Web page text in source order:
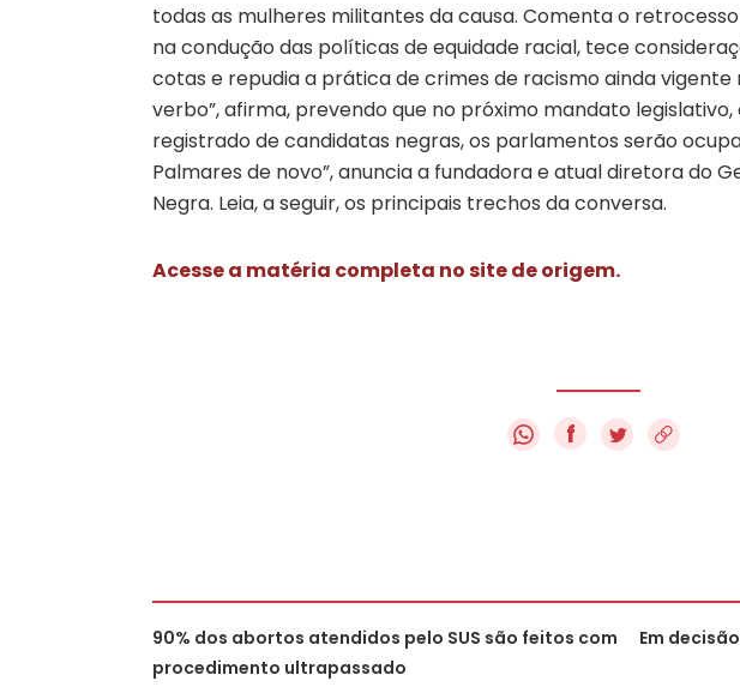
todas as mulheres militantes da causa. Comenta o
na condução das políticas de equidade racial, tece
cotas e repudia a prática de crimes de racismo ainda vigente
verbo”, afirma, prevendo que no próximo mandato
registrado de candidatas negras, os parlamentos serão
Palmares de novo”, anuncia a fundadora e atual diretora do
Negra. Leia, a seguir, os principais trechos da conversa.
Acesse a matéria completa no site de origem.
f
90% dos abortos atendidos pelo SUS são feitos com
procedimento ultrapassado
Em